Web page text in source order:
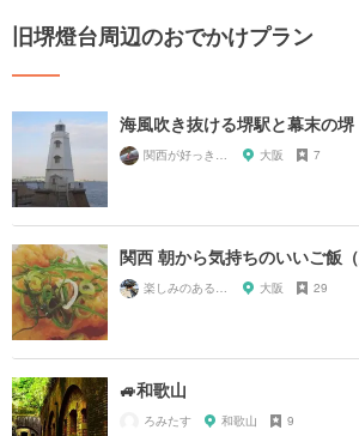
旧堺燈台周辺のおでかけプラン
海風吹き抜ける堺駅と幕末の堺
関西が好っきゃねん 大阪 7
関西 朝から気持ちのいいご飯（
楽しみのある生活！ 大阪 29
🚙和歌山
ろみたす 和歌山 9